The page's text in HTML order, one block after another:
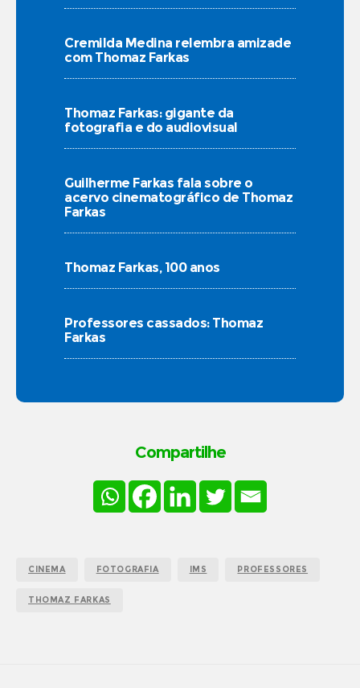
Cremilda Medina relembra amizade
com Thomaz Farkas
Thomaz Farkas: gigante da
fotografia e do audiovisual
Guilherme Farkas fala sobre o
acervo cinematográfico de Thomaz
Farkas
Thomaz Farkas, 100 anos
Professores cassados: Thomaz
Farkas
Compartilhe
CINEMA FOTOGRAFIA IMS PROFESSORES
THOMAZ FARKAS